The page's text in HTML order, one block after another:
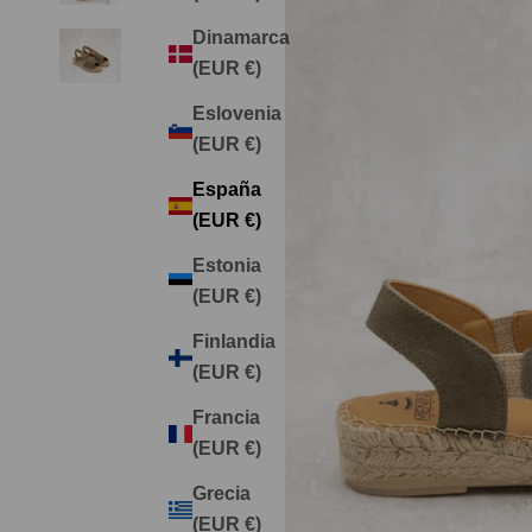
Dinamarca
(EUR €)
Eslovenia
(EUR €)
España
(EUR €)
Estonia
(EUR €)
Finlandia
(EUR €)
Francia
(EUR €)
Grecia
(EUR €)